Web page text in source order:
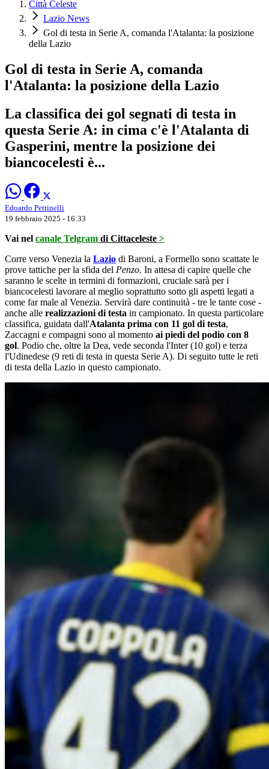
Città Celeste
Lazio News
Gol di testa in Serie A, comanda l'Atalanta: la posizione
della Lazio
Gol di testa in Serie A, comanda
l'Atalanta: la posizione della Lazio
La classifica dei gol segnati di testa in
questa Serie A: in cima c'è l'Atalanta di
Gasperini, mentre la posizione dei
biancocelesti è...
Edoardo Pettinelli
19 febbraio 2025 - 16:33
Vai nel canale Telgram di Cittaceleste >
Corre verso Venezia la Lazio di Baroni, a Formello sono scattate le
prove tattiche per la sfida del Penzo. In attesa di capire quelle che
saranno le scelte in termini di formazioni, cruciale sarà per i
biancocelesti lavorare al meglio soprattutto sotto gli aspetti legati a
come far male al Venezia. Servirà dare continuità - tre le tante cose -
anche alle realizzazioni di testa in campionato. In questa particolare
classifica, guidata dall'Atalanta prima con 11 gol di testa,
Zaccagni e compagni sono al momento ai piedi del podio con 8
gol. Podio che, oltre la Dea, vede seconda l'Inter (10 gol) e terza
l'Udinedese (9 reti di testa in questa Serie A). Di seguito tutte le reti
di testa della Lazio in questo campionato.